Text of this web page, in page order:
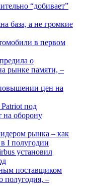
“добивает”
база, а не громкие
в первом
о
рынке памяти, –
цен на
под
на оборону
рынка – как
в I полугодии
установил
поставщиком
полугодия, –